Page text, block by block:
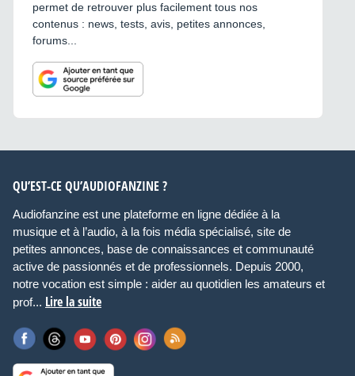
permet de retrouver plus facilement tous nos
contenus : news, tests, avis, petites annonces,
forums...
QU’EST-CE QU’AUDIOFANZINE ?
Audiofanzine est une plateforme en ligne dédiée à la
musique et à l’audio, à la fois média spécialisé, site de
petites annonces, base de connaissances et communauté
active de passionnés et de professionnels. Depuis 2000,
notre vocation est simple : aider au quotidien les amateurs et
prof... Lire la suite